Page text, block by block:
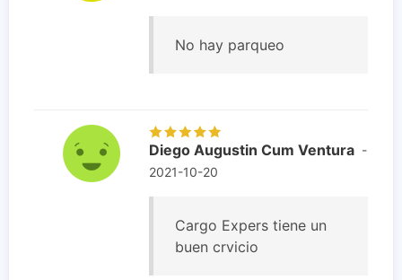
No hay parqueo
Diego Augustin Cum Ventura -
2021-10-20
Cargo Expers tiene un
buen crvicio